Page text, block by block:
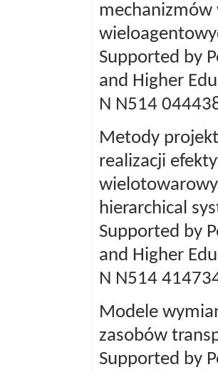
mechanizmów
Supported by
and Higher
N N514
Metody
realizacji
hierarchical
Supported by
and Higher
N N514
Modele
zasobów
Supported by